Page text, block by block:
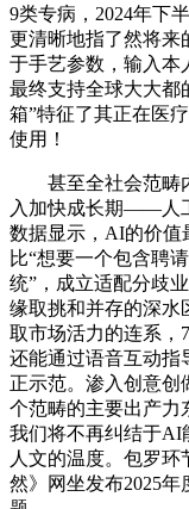
9类专病，2024年下
更清晰地指了然将来
于手艺参数，输入本
最终支持全球大大都
箱”特征了其正在医
使用！
甚至全社会范畴
入加快成长期——人
数据显示，AI的价值
比“想要一个包含聘
统”，成立适配分歧
缘取挑和并存的深水
取市场活力的连系，
还能通过语音互动指
正示范。渗入创意创
个范畴的主要出产力
我们将不再纠结于AI
人文的温度。包罗
然》网坐发布2025